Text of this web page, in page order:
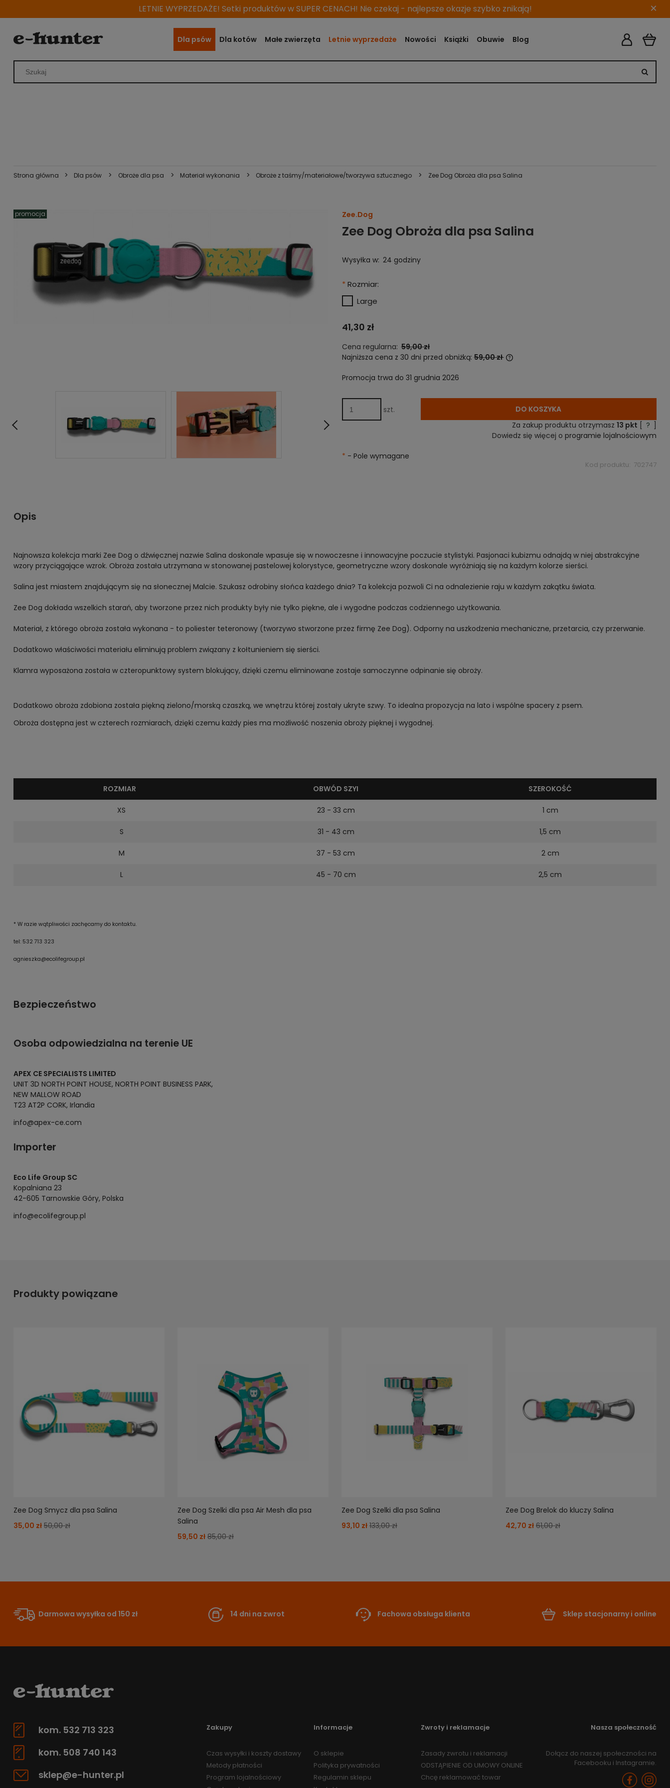
LETNIE WYPRZEDAŻE! Setki produktów w SUPER CENACH! Nie czekaj - najlepsze okazje szybko znikają! ×
Dla psów Dla kotów Małe zwierzęta Letnie wyprzedaże Nowości Książki Obuwie Blog
Strona główna > Dla psów > Obroże dla psa > Materiał wykonania > Obroże z taśmy/materiałowe/tworzywa sztucznego > Zee Dog Obroża dla psa Salina
promocja Zee.Dog
Zee Dog Obroża dla psa Salina
Wysyłka w: 24 godziny
* Rozmiar:
Large
41,30 zł
Cena regularna: 59,00 zł
Najniższa cena z 30 dni przed obniżką:59,00 zł
Jeżeli produkt jest sprzedawany krócej
cena od momentu, kiedy produkt
pojawił się w sprzedaży.
Promocja trwa do 31 grudnia 2026
szt.
DO KOSZYKA
Za zakup produktu otrzymasz13 pkt ?
Dowiedz się więcej oprogramie lojalnościowym
* - Pole wymagane
Kod produktu: 702747
Opis
Najnowsza kolekcja marki Zee Dog o dźwięcznej nazwie Salina doskonale wpasuje się w nowoczesne i innowacyjne poczucie stylistyki. Pasjonaci kubizmu odnajdą w niej abstrakcyjne
wzory przyciągające wzrok. Obroża została utrzymana w stonowanej pastelowej kolorystyce, geometryczne wzory doskonale wyróżniają się na każdym kolorze sierści.
Salina jest miastem znajdującym się na słonecznej Malcie. Szukasz odrobiny słońca każdego dnia? Ta kolekcja pozwoli Ci na odnalezienie raju w każdym zakątku świata.
Zee Dog dokłada wszelkich starań, aby tworzone przez nich produkty były nie tylko piękne, ale i wygodne podczas codziennego użytkowania.
Materiał, z którego obroża została wykonana - to poliester teteronowy(tworzywo stworzone przez firmę Zee Dog). Odporny na uszkodzenia mechaniczne, przetarcia, czy przerwanie.
Dodatkowo właściwości materiału eliminują problem związany z kołtunieniem się sierści.
Klamra wyposażona została w czteropunktowy system blokujący, dzięki czemu eliminowane zostaje samoczynne odpinanie się obroży.
Dodatkowo obroża zdobiona została piękną zielono/morską czaszką, we wnętrzu której zostały ukryte szwy. To idealna propozycja na lato i wspólne spacery z psem.
Obroża dostępna jest w czterech rozmiarach, dzięki czemu każdy pies ma możliwość noszenia obroży pięknej i wygodnej.
ROZMIAR OBWÓD SZYI SZEROKOŚĆ
XS 23 - 33 cm 1 cm
S 31 - 43 cm 1,5 cm
M 37 - 53 cm 2 cm
L 45 - 70 cm 2,5 cm
* W razie wątpliwości zachęcamy do kontaktu.
tel: 532 713 323
agnieszka@ecolifegroup.pl
Bezpieczeństwo
Osoba odpowiedzialna na terenie UE
APEX CE SPECIALISTS LIMITED
UNIT 3D NORTH POINT HOUSE, NORTH POINT BUSINESS PARK,
NEW MALLOW ROAD
T23 AT2P CORK, Irlandia
info@apex-ce.com
Importer
Eco Life Group SC
Kopalniana 23
42-605 Tarnowskie Góry, Polska
info@ecolifegroup.pl
Produkty powiązane
Zee Dog Smycz dla psa Salina
35,00 zł 50,00 zł
Zee Dog Szelki dla psa Air Mesh dla psa
Salina
59,50 zł 85,00 zł
Zee Dog Szelki dla psa Salina
93,10 zł 133,00 zł
Zee Dog Brelok do kluczy Salina
42,70 zł 61,00 zł
Darmowa wysyłka od 150 zł 14 dni na zwrot Fachowa obsługa klienta Sklep stacjonarny i online
kom. 532 713 323
kom. 508 740 143
sklep@e-hunter.pl
Zakupy
Czas wysyłki i koszty dostawy
Metody płatności
Program lojalnościowy
Informacje
O sklepie
Polityka prywatności
Regulamin sklepu
Zwroty i reklamacje
Zasady zwrotu i reklamacji
ODSTĄPIENIE OD UMOWY ONLINE
Chcę reklamować towar
Nasza społeczność
Dołącz do naszej społeczności na
Facebooku i Instagramie.